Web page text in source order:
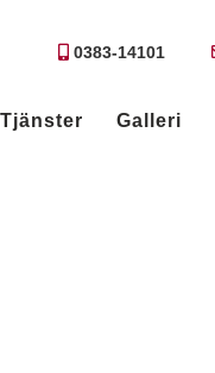
0383-14101
Tjänster Galleri